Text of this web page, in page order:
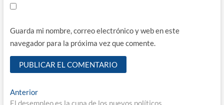
Guarda mi nombre, correo electrónico y web en este
navegador para la próxima vez que comente.
Navegación
AnteriorEntrada
anterior:
El desempleo es la cuna de los nuevos políticos